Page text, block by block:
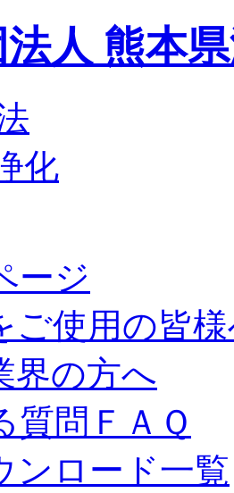
人 熊本
ージ
ご使用の皆
界の方へ
質問ＦＡＱ
ンロード一覧